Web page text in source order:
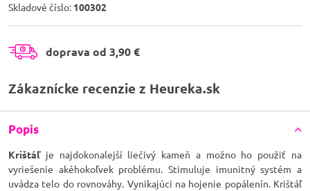
Skladové číslo: 100302
doprava od 3,90 €
Zákaznícke recenzie z Heureka.sk
Popis
Krištáľje najdokonalejší liečivý kameň a možno ho použiť na
vyriešenie akéhokoľvek problému. Stimuluje imunitný systém a
uvádza telo do rovnováhy. Vynikajúci na hojenie popálenín. Krištáľ